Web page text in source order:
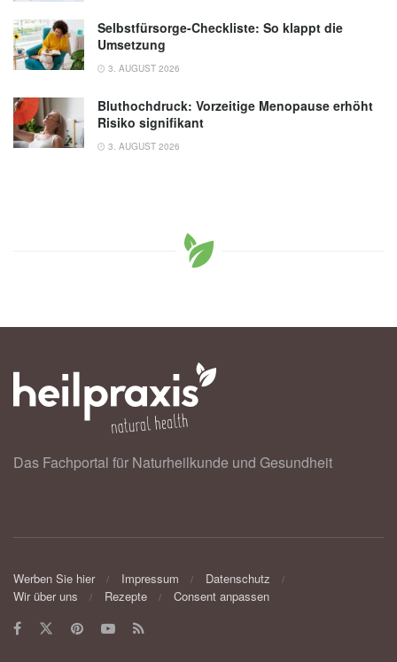
Selbstfürsorge-Checkliste: So klappt die
Umsetzung
3. AUGUST 2026
Bluthochdruck: Vorzeitige Menopause erhöht
Risiko signifikant
3. AUGUST 2026
Das Fachportal für Naturheilkunde und Gesundheit
Werben Sie hier Impressum
Datenschutz
Wir über uns
Rezepte Consent anpassen